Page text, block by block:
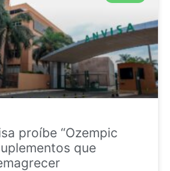
proíbe “Ozempic
que